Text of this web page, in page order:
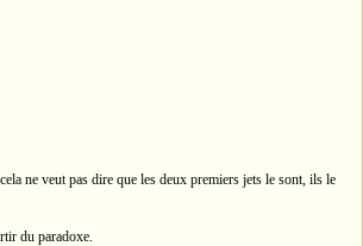
ne veut pas dire que les deux premiers jets le sont, ils le
du paradoxe.